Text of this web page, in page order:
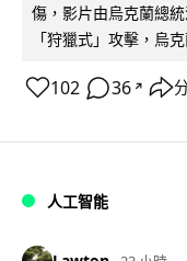
傷，影片由烏克蘭總
「狩獵式」攻擊，烏
102 36 ↗
人工智能